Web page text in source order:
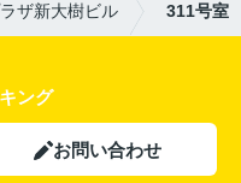
ザ新大樹ビル 311号室
ング
お問い合わせ